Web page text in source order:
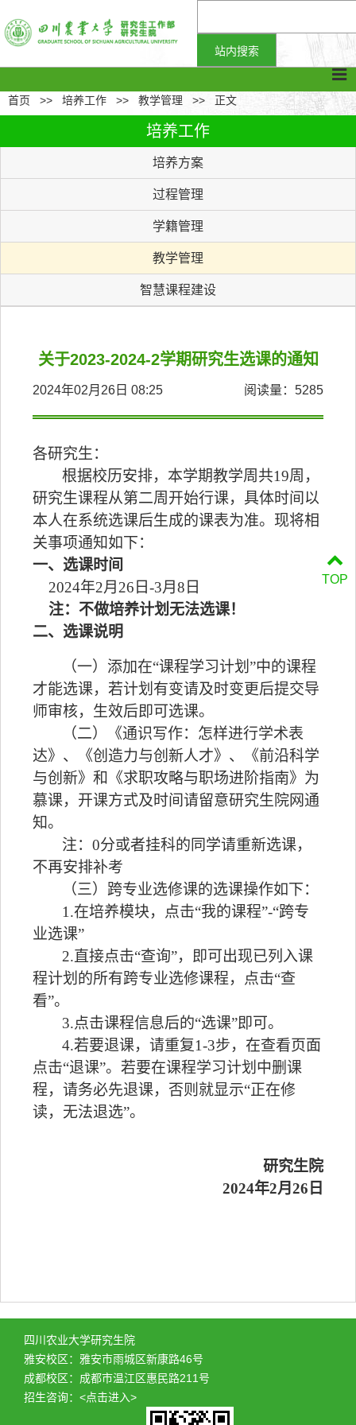
首页 >> 培养工作 >> 教学管理 >> 正文
培养工作
培养方案
过程管理
学籍管理
教学管理
智慧课程建设
关于2023-2024-2学期研究生选课的通知
2024年02月26日 08:25 阅读量： 5285
各研究生：
根据校历安排，本学期教学周共19周，
研究生课程从第二周开始行课，具体时间以
本人在系统选课后生成的课表为准。现将相
关事项通知如下：
一、选课时间
2024年2月26日-3月8日
注：不做培养计划无法选课！
二、选课说明
（一）添加在“课程学习计划”中的课程
才能选课，若计划有变请及时变更后提交导
师审核，生效后即可选课。
（二）《通识写作：怎样进行学术表
达》、《创造力与创新人才》、《前沿科学
与创新》和《求职攻略与职场进阶指南》为
慕课，开课方式及时间请留意研究生院网通
知。
注： 0分或者挂科的同学请重新选课，
不再安排补考
（三）跨专业选修课的选课操作如下：
1.在培养模块，点击“我的课程”-“跨专
业选课”
2.直接点击“查询”，即可出现已列入课
程计划的所有跨专业选修课程，点击“查
看”。
3.点击课程信息后的“选课”即可。
4.若要退课，请重复1-3步，在查看页面
点击“退课”。若要在课程学习计划中删课
程，请务必先退课，否则就显示“正在修
读，无法退选”。
研究生院
2024年2月26日
四川农业大学研究生院
雅安校区：雅安市雨城区新康路46号
成都校区：成都市温江区惠民路211号
招生咨询： <点击进入>
TOP